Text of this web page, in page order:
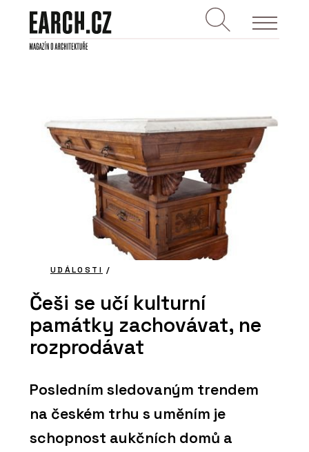
UDÁLOSTI /
Češi se učí kulturní
památky zachovávat, ne
rozprodávat
Posledním sledovaným trendem
na českém trhu s uměním je
schopnost aukčních domů a